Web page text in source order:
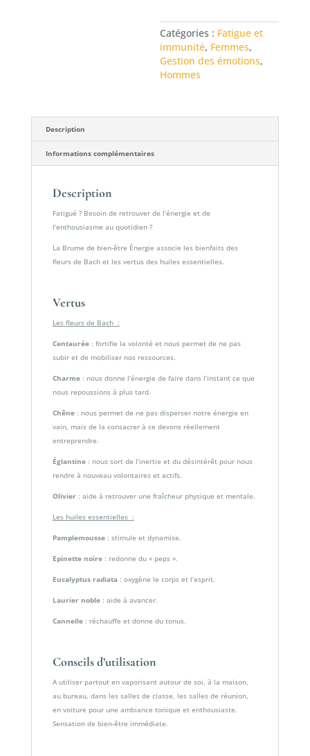
Catégories : Fatigue et
immunité, Femmes,
Gestion des émotions,
Hommes
Description
Informations complémentaires
Description
Fatigué ? Besoin de retrouver de l’énergie et de
l’enthousiasme au quotidien ?
La Brume de bien-être Énergie associe les bienfaits des
fleurs de Bach et les vertus des huiles essentielles.
Vertus
Les fleurs de Bach :
Centaurée: fortifie la volonté et nous permet de ne pas
subir et de mobiliser nos ressources.
Charme: nous donne l’énergie de faire dans l’instant ce que
nous repoussions à plus tard.
Chêne: nous permet de ne pas disperser notre énergie en
vain, mais de la consacrer à ce devons réellement
entreprendre.
Églantine: nous sort de l’inertie et du désintérêt pour nous
rendre à nouveau volontaires et actifs.
Olivier: aide à retrouver une fraîcheur physique et mentale.
Les huiles essentielles :
Pamplemousse: stimule et dynamise.
Epinette noire: redonne du « peps ».
Eucalyptus radiata: oxygène le corps et l’esprit.
Laurier noble: aide à avancer.
Cannelle: réchauffe et donne du tonus.
Conseils d’utilisation
A utiliser partout en vaporisant autour de soi, à la maison,
au bureau, dans les salles de classe, les salles de réunion,
en voiture pour une ambiance tonique et enthousiaste.
Sensation de bien-être immédiate.